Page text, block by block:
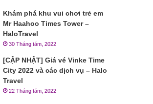
Khám phá khu vui chơi trẻ em
Mr Haahoo Times Tower –
HaloTravel
30 Tháng tám, 2022
[CẬP NHẬT] Giá vé Vinke Time
City 2022 và các dịch vụ – Halo
Travel
22 Tháng tám, 2022